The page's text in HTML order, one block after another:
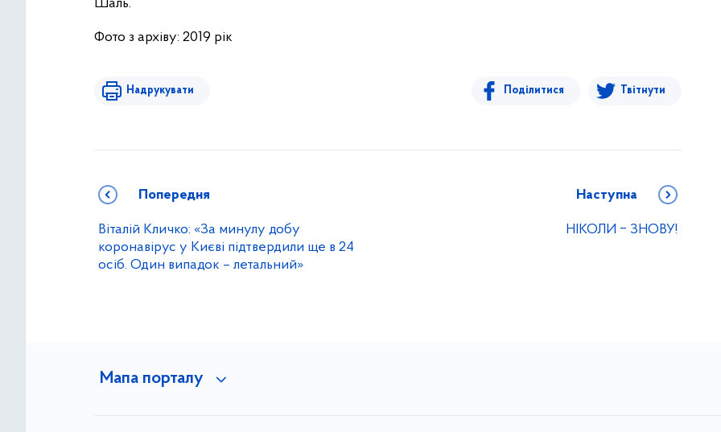
Шаль.
Фото з архіву: 2019 рік
Надрукувати Поділитися Твітнути
Попередня
Віталій Кличко: «За минулу добу
коронавірус у Києві підтвердили ще в 24
осіб. Один випадок – летальний»
Наступна
НІКОЛИ ‒ ЗНОВУ!
Мапа порталу